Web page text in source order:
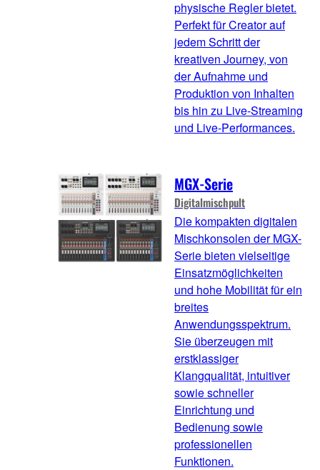
physische Regler bietet.
Perfekt für Creator auf
jedem Schritt der
kreativen Journey, von
der Aufnahme und
Produktion von Inhalten
bis hin zu Live-Streaming
und Live-Performances.
MGX-Serie
Digitalmischpult
Die kompakten digitalen
Mischkonsolen der MGX-
Serie bieten vielseitige
Einsatzmöglichkeiten
und hohe Mobilität für ein
breites
Anwendungsspektrum.
Sie überzeugen mit
erstklassiger
Klangqualität, intuitiver
sowie schneller
Einrichtung und
Bedienung sowie
professionellen
Funktionen.